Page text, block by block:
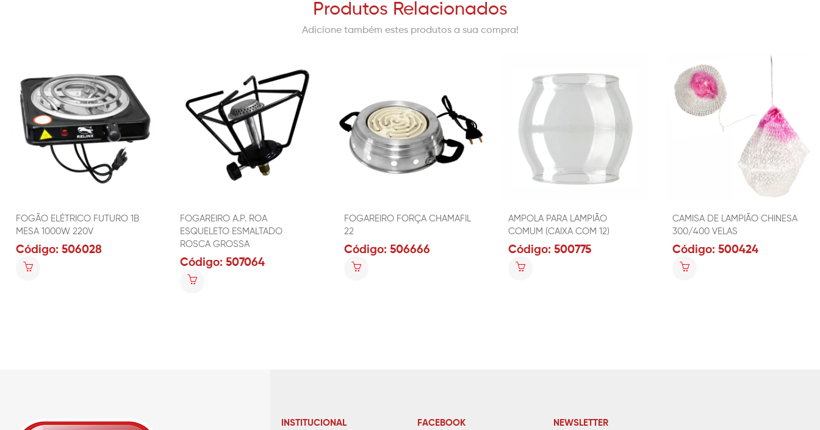
Produtos Relacionados
Adicione também estes produtos a sua compra!
FOGÃO ELÉTRICO FUTURO 1B
MESA 1000W 220V
Código: 506028
FOGAREIRO A.P. ROA
ESQUELETO ESMALTADO
ROSCA GROSSA
Código: 507064
FOGAREIRO FORÇA CHAMAFIL
22
Código: 506666
AMPOLA PARA LAMPIÃO
COMUM (CAIXA COM 12)
Código: 500775
CAMISA DE LAMPIÃO CHINESA
300/400 VELAS
Código: 500424
INSTITUCIONAL FACEBOOK NEWSLETTER